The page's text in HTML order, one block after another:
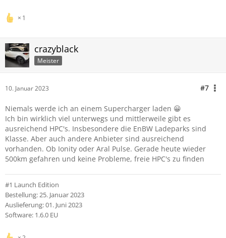
1
crazyblack
Meister
10. Januar 2023 #7
Niemals werde ich an einem Supercharger laden 😀
Ich bin wirklich viel unterwegs und mittlerweile gibt es
ausreichend HPC's. Insbesondere die EnBW Ladeparks sind
Klasse. Aber auch andere Anbieter sind ausreichend
vorhanden. Ob Ionity oder Aral Pulse. Gerade heute wieder
500km gefahren und keine Probleme, freie HPC's zu finden
#1 Launch Edition
Bestellung: 25. Januar 2023
Auslieferung: 01. Juni 2023
Software: 1.6.0 EU